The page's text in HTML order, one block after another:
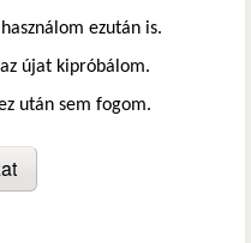
ezután is.
újat kipróbálom.
után sem fogom.